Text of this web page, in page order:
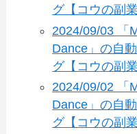
グ【コウの副業
2024/09/03 「
Dance」の自
グ【コウの副業
2024/09/02 「
Dance」の自
グ【コウの副業